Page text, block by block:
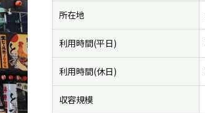
所在地
利用時間(平日)
利用時間(休日)
収容規模